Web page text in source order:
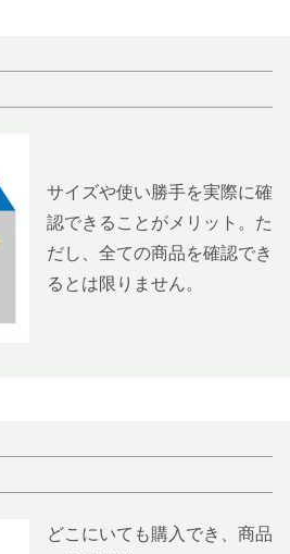
サイズや使い勝手を実際に確
認できることがメリット。た
だし、全ての商品を確認でき
るとは限りません。
どこにいても購入でき、商品